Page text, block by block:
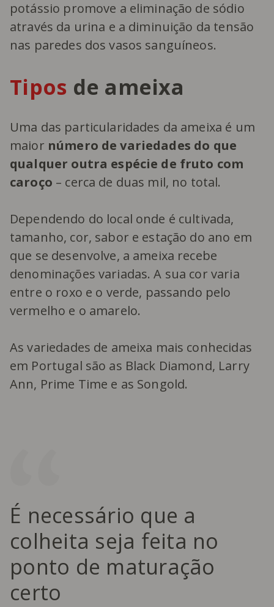
potássio promove a eliminação de sódio
através da urina e a diminuição da tensão
nas paredes dos vasos sanguíneos.
Tipos de ameixa
Uma das particularidades da ameixa é um
maior número de variedades do que
qualquer outra espécie de fruto com
caroço – cerca de duas mil, no total.
Dependendo do local onde é cultivada,
tamanho, cor, sabor e estação do ano em
que se desenvolve, a ameixa recebe
denominações variadas. A sua cor varia
entre o roxo e o verde, passando pelo
vermelho e o amarelo.
As variedades de ameixa mais conhecidas
em Portugal são as Black Diamond, Larry
Ann, Prime Time e as Songold.
É necessário que a
colheita seja feita no
ponto de maturação
certo